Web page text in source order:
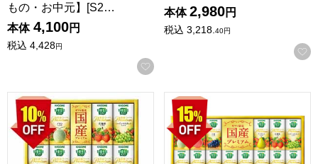
もの・お中元】[S2…
本体 4,100円
税込 4,428円
お気に入りに登録する
本体 2,980円
税込 3,218.40円
カゴメ 野菜生活100国産プレミアム【夏の贈りもの・お中元
カゴメ 野菜生活100国産プ